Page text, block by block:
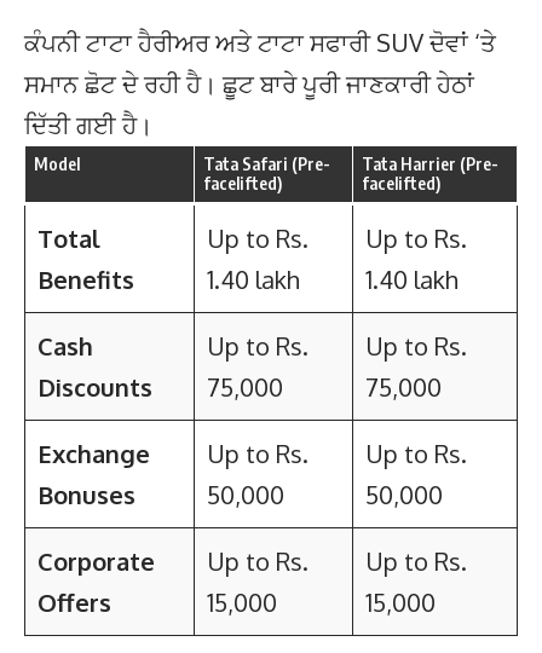
ਕੰਪਨੀ ਟਾਟਾ ਹੈਰੀਅਰ ਅਤੇ ਟਾਟਾ ਸਫਾਰੀ SUV ਦੋਵਾਂ ‘ਤੇ
ਸਮਾਨ ਛੋਟ ਦੇ ਰਹੀ ਹੈ। ਛੂਟ ਬਾਰੇ ਪੂਰੀ ਜਾਣਕਾਰੀ ਹੇਠਾਂ
ਦਿੱਤੀ ਗਈ ਹੈ।
Model
Tata Safari (Pre-
facelifted)
Tata Harrier (Pre-
facelifted)
Total
Benefits
Up to Rs.
1.40 lakh
Up to Rs.
1.40 lakh
Cash
Discounts
Up to Rs.
75,000
Up to Rs.
75,000
Exchange
Bonuses
Up to Rs.
50,000
Up to Rs.
50,000
Corporate
Offers
Up to Rs.
15,000
Up to Rs.
15,000